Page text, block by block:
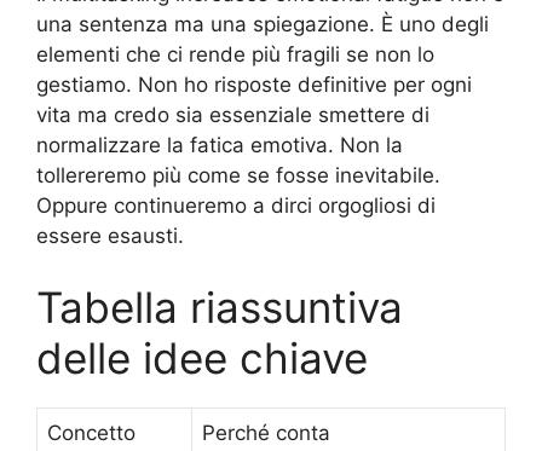
una sentenza ma una spiegazione. È uno degli
elementi che ci rende più fragili se non lo
gestiamo. Non ho risposte definitive per ogni
vita ma credo sia essenziale smettere di
normalizzare la fatica emotiva. Non la
tollereremo più come se fosse inevitabile.
Oppure continueremo a dirci orgogliosi di
essere esausti.
Tabella riassuntiva
delle idee chiave
Concetto Perché conta